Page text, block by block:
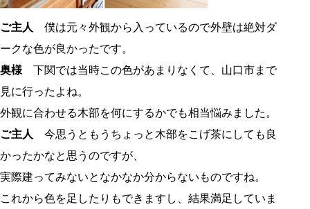
ご主人
僕は元々外観から入っているので外壁は絶対ダ
ークな色が良かったです。
奥様 下関では当時この色があまりなくて、山口市まで
見に行ったよね。
外観に合わせる木部を何にするかでも相当悩みました。
ご主人
今思うともうちょっと木部をこげ茶にしても良
かったかなと思うのですが、
実際建ってみないとなかなか分からないものですね。
これから色を足したりもできますし、結果満足していま